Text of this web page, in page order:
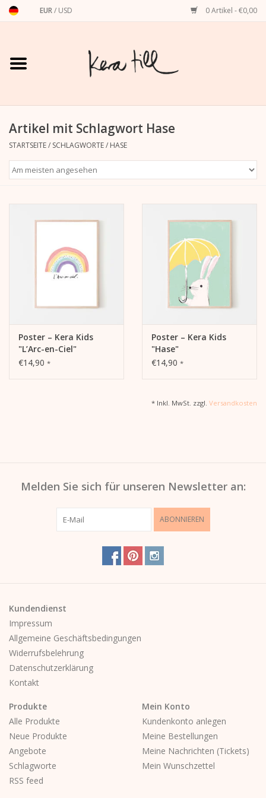
EUR/ USD 0 Artikel - €0,00
Startseite
Art Prints
Accessoires
Weihnachten
Kera Till X GMEINER
Artikel mit Schlagwort Hase
STARTSEITE/ SCHLAGWORTE/ HASE
Poster – Kera Kids
"L’Arc-en-Ciel"
€14,90 *
Poster – Kera Kids
"Hase"
€14,90 *
* Inkl. MwSt. zzgl. Versandkosten
Melden Sie sich für unseren Newsletter an:
ABONNIEREN
Kundendienst
Impressum
Allgemeine Geschäftsbedingungen
Widerrufsbelehrung
Datenschutzerklärung
Kontakt
Produkte
Alle Produkte
Neue Produkte
Angebote
Schlagworte
RSS feed
Mein Konto
Kundenkonto anlegen
Meine Bestellungen
Meine Nachrichten (Tickets)
Mein Wunschzettel